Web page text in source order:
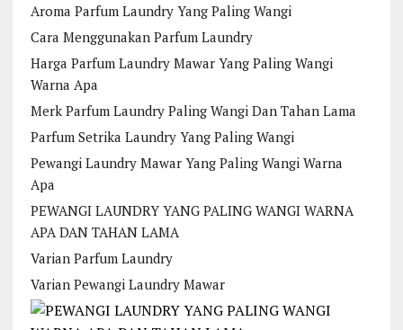
Aroma Parfum Laundry Yang Paling Wangi
Cara Menggunakan Parfum Laundry
Harga Parfum Laundry Mawar Yang Paling Wangi
Warna Apa
Merk Parfum Laundry Paling Wangi Dan Tahan Lama
Parfum Setrika Laundry Yang Paling Wangi
Pewangi Laundry Mawar Yang Paling Wangi Warna
Apa
PEWANGI LAUNDRY YANG PALING WANGI WARNA
APA DAN TAHAN LAMA
Varian Parfum Laundry
Varian Pewangi Laundry Mawar